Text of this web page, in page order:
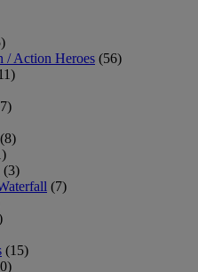
/ Action Heroes (56)
(8)
(3)
(7)
(15)